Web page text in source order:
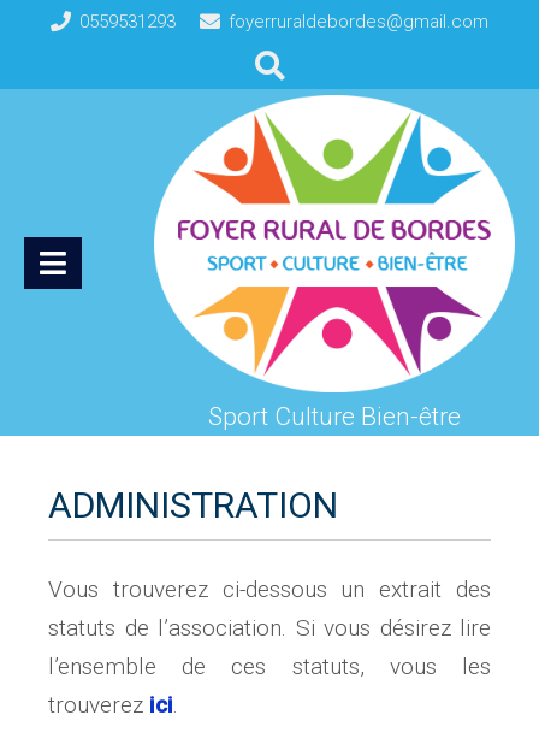
0559531293 foyerruraldebordes@gmail.com
Sport Culture Bien-être
ADMINISTRATION
Vous trouverez ci-dessous un extrait des
statuts de l’association. Si vous désirez lire
l’ensemble de ces statuts, vous les
trouverez ici.